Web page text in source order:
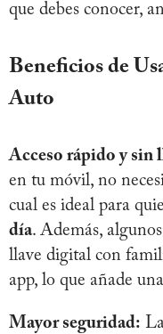
que debes conocer,
Beneficios de
Auto
Acceso rápido y sin
en tu móvil, no
cual es ideal para
día. Además,
llave digital con
app, lo que añade
Mayor seguridad: